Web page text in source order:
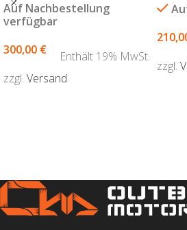
Auf Nachbestellung
verfügbar
300,00 €
Enthält 19% MwSt.
zzgl. Versand
zzgl.